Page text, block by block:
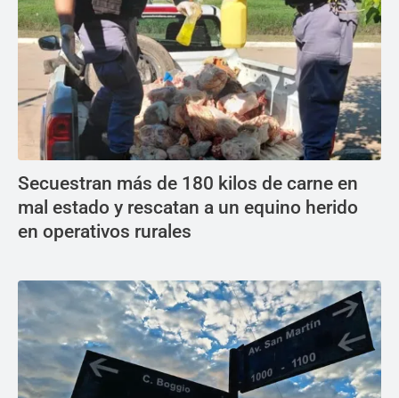
Secuestran más de 180 kilos de carne en
mal estado y rescatan a un equino herido
en operativos rurales